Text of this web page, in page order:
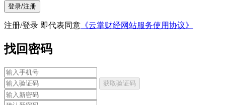
登录/注册
注册/登录 即代表同意 《云掌财经网站服务使用协议》
找回密码
获取验证码